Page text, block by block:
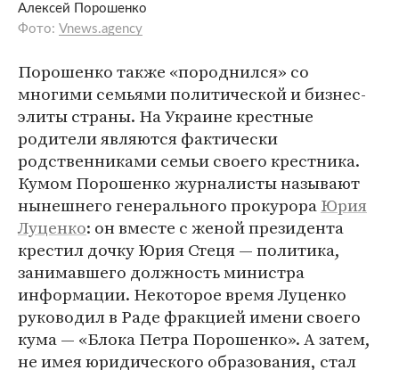
Алексей Порошенко
Фото: Vnews.agency
Порошенко также «породнился» со
многими семьями политической и бизнес-
элиты страны. На Украине крестные
родители являются фактически
родственниками семьи своего крестника.
Кумом Порошенко журналисты называют
нынешнего генерального прокурораЮрия
Луценко: он вместе с женой президента
крестил дочку Юрия Стеця — политика,
занимавшего должность министра
информации. Некоторое время Луценко
руководил в Раде фракцией имени своего
кума — «Блока Петра Порошенко». А затем,
не имея юридического образования, стал